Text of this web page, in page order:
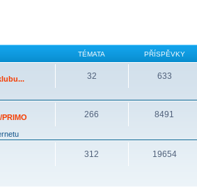
TÉMATA PŘÍSPĚVKY
32 633
266 8491
312 19654